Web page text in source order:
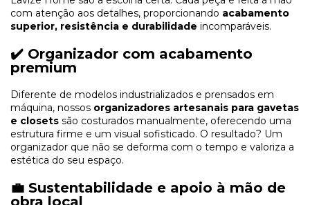
com atenção aos detalhes, proporcionando acabamento
superior, resistência e durabilidade incomparáveis.
✔️ Organizador com acabamento
premium
Diferente de modelos industrializados e prensados em
máquina, nossos organizadores artesanais para gavetas
e closets são costurados manualmente, oferecendo uma
estrutura firme e um visual sofisticado. O resultado? Um
organizador que não se deforma com o tempo e valoriza a
estética do seu espaço.
💼 Sustentabilidade e apoio à mão de
obra local